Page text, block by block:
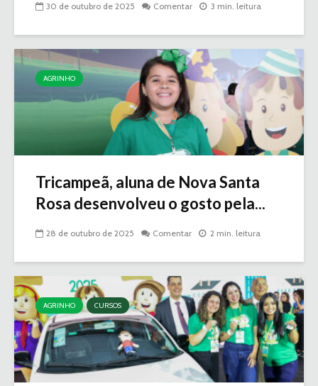
30 de outubro de 2025 Comentar 3 min. leitura
AGRINHO
Tricampeã, aluna de Nova Santa
Rosa desenvolveu o gosto pela...
28 de outubro de 2025 Comentar 2 min. leitura
AGRINHO CURSOS